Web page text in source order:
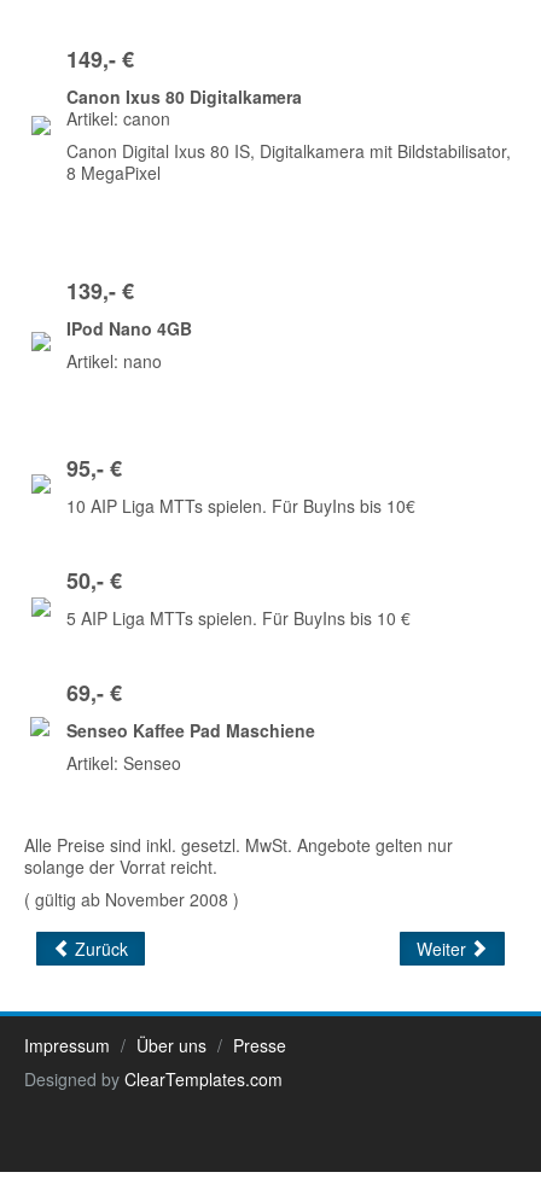
149,- €
Canon Ixus 80 Digitalkamera
Artikel: canon
Canon Digital Ixus 80 IS, Digitalkamera mit Bildstabilisator,
8 MegaPixel
139,- €
IPod Nano 4GB
Artikel: nano
95,- €
10 AIP Liga MTTs spielen. Für BuyIns bis 10€
50,- €
5 AIP Liga MTTs spielen. Für BuyIns bis 10 €
69,- €
Senseo Kaffee Pad Maschiene
Artikel: Senseo
Alle Preise sind inkl. gesetzl. MwSt. Angebote gelten nur
solange der Vorrat reicht.
( gültig ab November 2008 )
Zurück Weiter
Impressum Über uns
Presse
Designed by ClearTemplates.com